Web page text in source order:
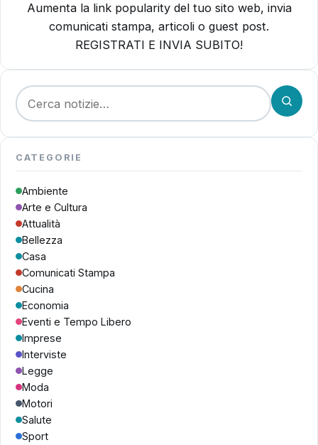
Aumenta la link popularity del tuo sito web, invia
comunicati stampa, articoli o guest post.
REGISTRATI E INVIA SUBITO!
Cerca:
CATEGORIE
Ambiente
Arte e Cultura
Attualità
Bellezza
Casa
Comunicati Stampa
Cucina
Economia
Eventi e Tempo Libero
Imprese
Interviste
Legge
Moda
Motori
Salute
Sport